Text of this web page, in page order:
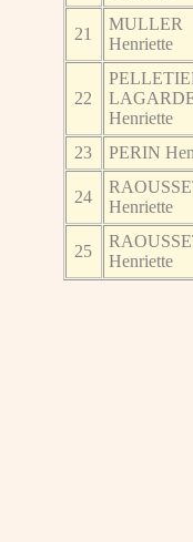
21
MULLER
Henriette
22
Henriette
23 PERIN
24
Henriette
25
Henriette